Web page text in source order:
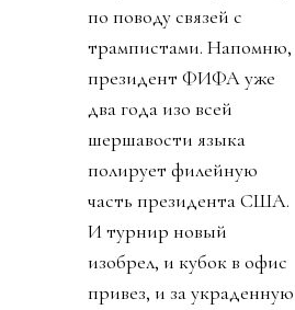
по поводу связей с
трампистами. Напомню,
президент ФИФА уже
два года изо всей
шершавости языка
полирует филейную
часть президента США.
И турнир новый
изобрел, и кубок в офис
привез, и за украденную